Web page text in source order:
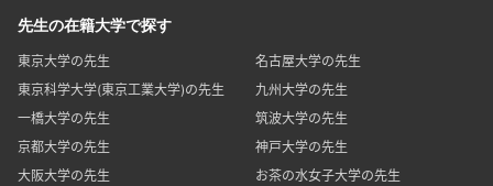
先生の在籍大学で探す
東京大学の先生
名古屋大学の先生
東京科学大学(東京工業大学)の先生
九州大学の先生
一橋大学の先生
筑波大学の先生
京都大学の先生
神戸大学の先生
大阪大学の先生
お茶の水女子大学の先生